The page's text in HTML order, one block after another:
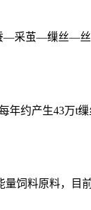
—采茧—缫丝—
年约产生43万t
饲料原料，目